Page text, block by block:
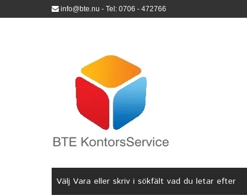
info@bte.nu - Tel: 0706 - 472766
Välj Vara eller skriv i sökfält vad du letar efter